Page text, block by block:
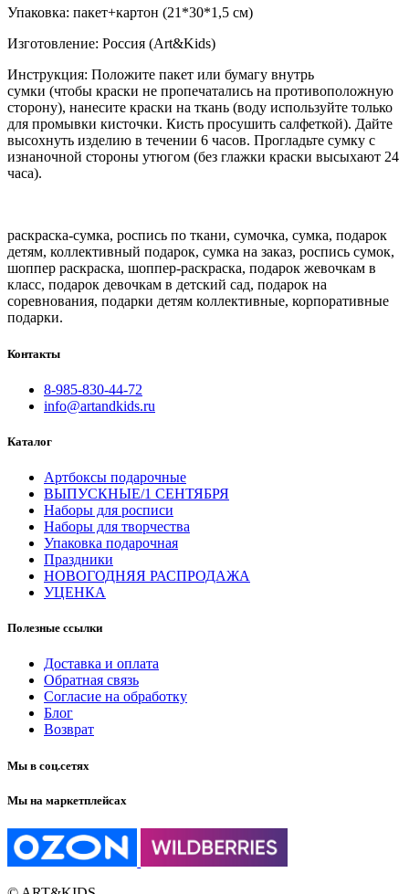
Упаковка: пакет+картон (21*30*1,5 см)
Изготовление: Россия (Art&Kids)
Инструкция: Положите пакет или бумагу внутрь
сумки (чтобы краски не пропечатались на противоположную
сторону), нанесите краски на ткань (воду используйте только
для промывки кисточки. Кисть просушить салфеткой). Дайте
высохнуть изделию в течении 6 часов. Прогладьте сумку с
изнаночной стороны утюгом (без глажки краски высыхают 24
часа).
раскраска-сумка, роспись по ткани, сумочка, сумка, подарок
детям, коллективный подарок, сумка на заказ, роспись сумок,
шоппер раскраска, шоппер-раскраска, подарок жевочкам в
класс, подарок девочкам в детский сад, подарок на
соревнования, подарки детям коллективные, корпоративные
подарки.
Контакты
8-985-830-44-72
info@artandkids.ru
Каталог
Артбоксы подарочные
ВЫПУСКНЫЕ/1 СЕНТЯБРЯ
Наборы для росписи
Наборы для творчества
Упаковка подарочная
Праздники
НОВОГОДНЯЯ РАСПРОДАЖА
УЦЕНКА
Полезные ссылки
Доставка и оплата
Обратная связь
Согласие на обработку
Блог
Возврат
Мы в соц.сетях
Мы на маркетплейсах